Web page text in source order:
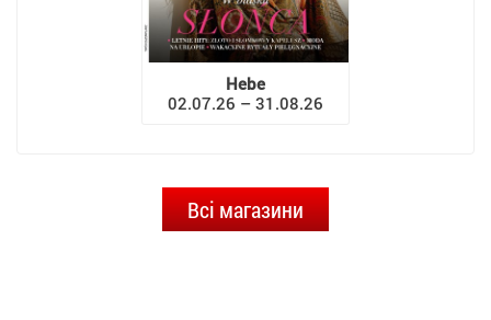
Hebe
02.07.26 – 31.08.26
Всі магазини